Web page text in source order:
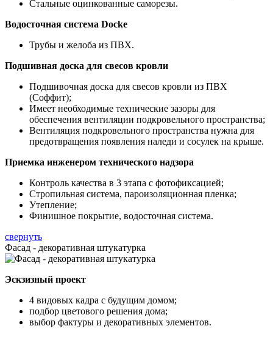
Стальные оцинкованные саморезы.
Водосточная система Docke
Трубы и желоба из ПВХ.
Подшивная доска для свесов кровли
Подшивочная доска для свесов кровли из ПВХ
(Соффит);
Имеет необходимые технические зазоры для
обеспечения вентиляции подкровельного пространства;
Вентиляция подкровельного пространства нужна для
предотвращения появления наледи и сосулек на крыше.
Приемка инженером технического надзора
Контроль качества в 3 этапа с фотофиксацией;
Стропильная система, пароизоляционная пленка;
Утепление;
Финишное покрытие, водосточная система.
свернуть
Фасад - декоративная штукатурка
Эскзизный проект
4 видовых кадра с будущим домом;
подбор цветового решения дома;
выбор фактуры и декоративных элементов.